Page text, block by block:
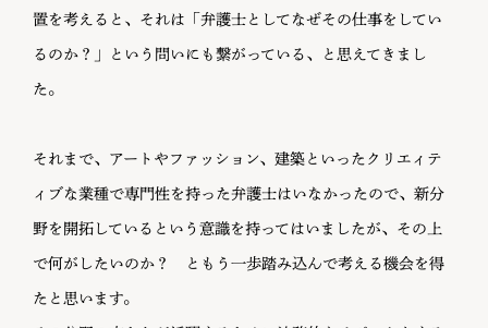
置を考えると、それは「弁護士としてなぜその仕事をしてい
るのか？」という問いにも繋がっている、と思えてきまし
た。
それまで、アートやファッション、建築といったクリエィテ
ィブな業種で専門性を持った弁護士はいなかったので、新分
野を開拓しているという意識を持ってはいましたが、その上
で何がしたいのか？ ともう一歩踏み込んで考える機会を得
たと思います。